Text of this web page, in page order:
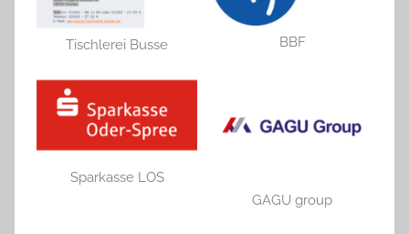
Tischlerei Busse BBF
Sparkasse LOS
GAGU group